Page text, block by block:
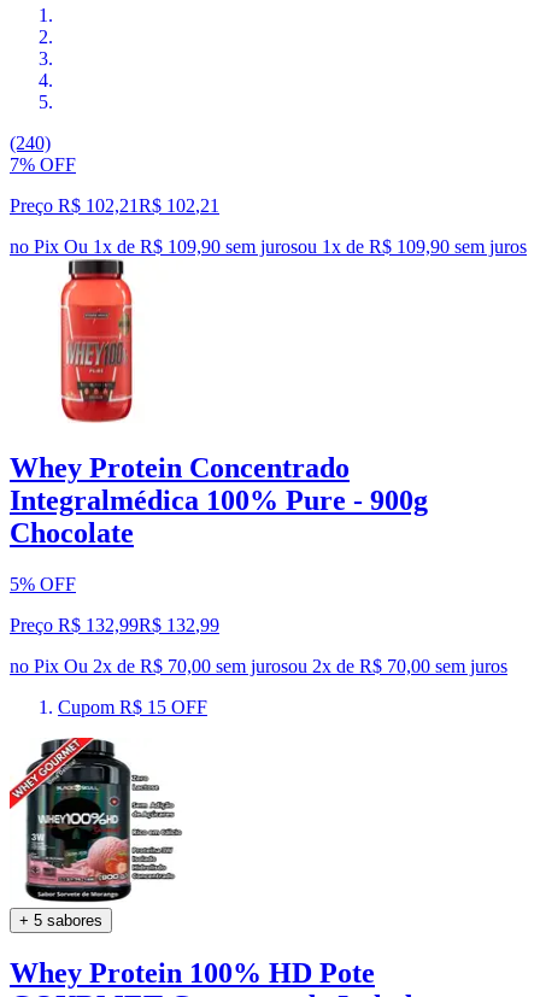
(240)
7% OFF
Preço R$ 102,21R$ 102,21
no Pix Ou 1x de R$ 109,90 sem jurosou 1x de R$ 109,90 sem juros
Whey Protein Concentrado
Integralmédica 100% Pure - 900g
Chocolate
5% OFF
Preço R$ 132,99R$ 132,99
no Pix Ou 2x de R$ 70,00 sem jurosou 2x de R$ 70,00 sem juros
Cupom R$ 15 OFF
+ 5 sabores
Whey Protein 100% HD Pote